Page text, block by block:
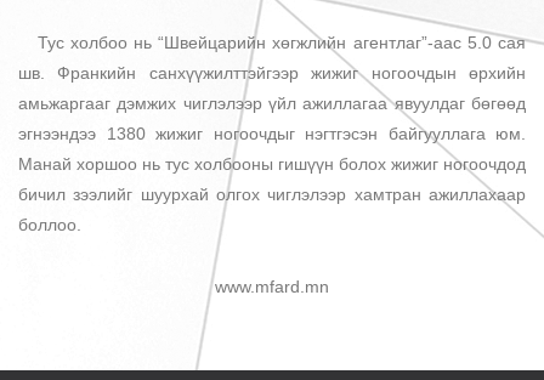
Тус холбоо нь “Швейцарийн хөгжлийн агентлаг”-аас 5.0 сая
шв. Франкийн санхүүжилттэйгээр жижиг ногоочдын өрхийн
амьжаргааг дэмжих чиглэлээр үйл ажиллагаа явуулдаг бөгөөд
эгнээндээ 1380 жижиг ногоочдыг нэгтгэсэн байгууллага юм.
Манай хоршоо нь тус холбооны гишүүн болох жижиг ногоочдод
бичил зээлийг шуурхай олгох чиглэлээр хамтран ажиллахаар
боллоо.
www.mfard.mn